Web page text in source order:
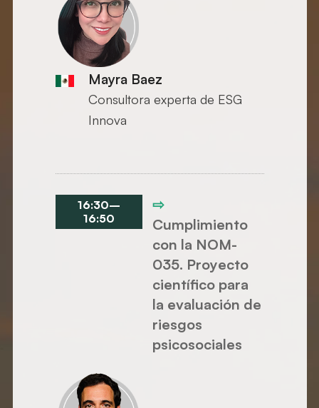
Mayra Baez
Consultora experta de ESG
Innova
16:30–
16:50
⇨
Cumplimiento
con la NOM-
035. Proyecto
científico para
la evaluación de
riesgos
psicosociales